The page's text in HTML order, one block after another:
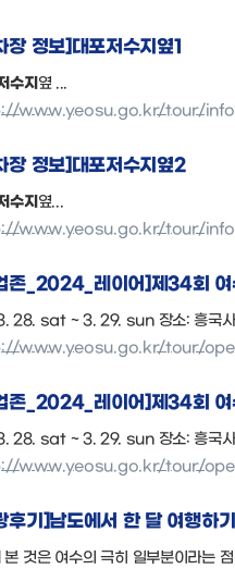
장 정보]대포저수지옆1
수지옆 ...
www.yeosu.go.kr/tour/
장 정보]대포저수지옆2
수지옆...
www.yeosu.go.kr/tour/
존_2024_레이어]제34회 여
28. sat ~ 3. 29. sun 장소: 흥국사
www.yeosu.go.kr/tour/
존_2024_레이어]제34회 여
28. sat ~ 3. 29. sun 장소: 흥국사
www.yeosu.go.kr/tour/
후기]남도에서 한 달 여행하
본 것은 여수의 극히 일부분이라는